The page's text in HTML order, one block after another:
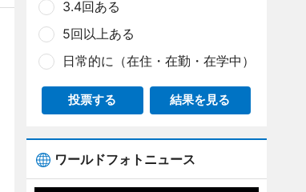
3.4回ある
5回以上ある
日常的に（在住・在勤・在学中）
投票する 結果を見る
ワールドフォトニュース